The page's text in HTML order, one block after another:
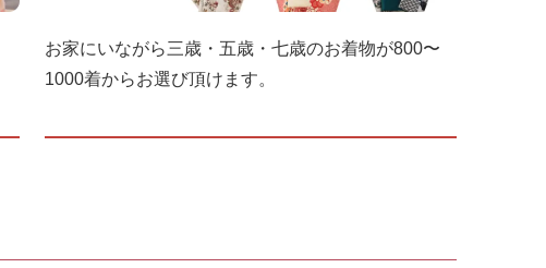
お家にいながら三歳・五歳・七歳のお着物が800〜
1000着からお選び頂けます。